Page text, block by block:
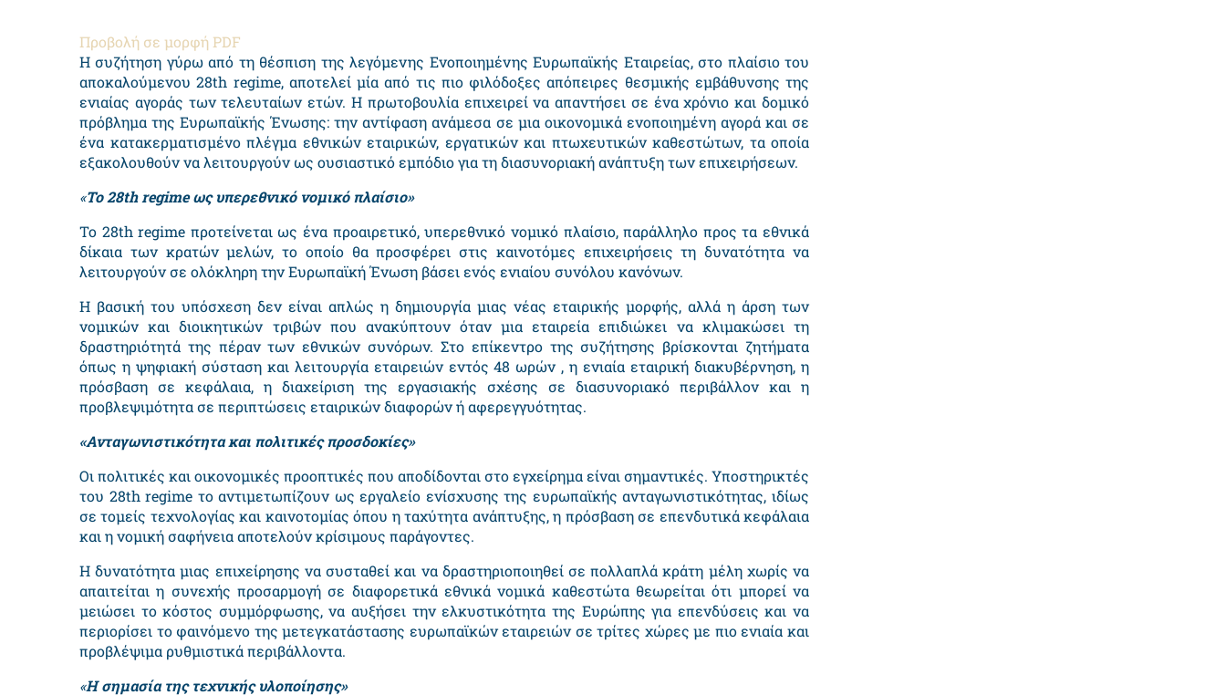
Προβολή σε μορφή PDF
Η συζήτηση γύρω από τη θέσπιση της λεγόμενης Ενοποιημένης Ευρωπαϊκής Εταιρείας, στο πλαίσιο του
αποκαλούμενου 28th regime, αποτελεί μία από τις πιο φιλόδοξες απόπειρες θεσμικής εμβάθυνσης της
ενιαίας αγοράς των τελευταίων ετών. Η πρωτοβουλία επιχειρεί να απαντήσει σε ένα χρόνιο και δομικό
πρόβλημα της Ευρωπαϊκής Ένωσης: την αντίφαση ανάμεσα σε μια οικονομικά ενοποιημένη αγορά και σε
ένα κατακερματισμένο πλέγμα εθνικών εταιρικών, εργατικών και πτωχευτικών καθεστώτων, τα οποία
εξακολουθούν να λειτουργούν ως ουσιαστικό εμπόδιο για τη διασυνοριακή ανάπτυξη των επιχειρήσεων.
«Το 28th regimeως υπερεθνικό νομικό πλαίσιο»
Το 28th regime προτείνεται ως ένα προαιρετικό, υπερεθνικό νομικό πλαίσιο, παράλληλο προς τα εθνικά
δίκαια των κρατών μελών, το οποίο θα προσφέρει στις καινοτόμες επιχειρήσεις τη δυνατότητα να
λειτουργούν σε ολόκληρη την Ευρωπαϊκή Ένωση βάσει ενός ενιαίου συνόλου κανόνων.
Η βασική του υπόσχεση δεν είναι απλώς η δημιουργία μιας νέας εταιρικής μορφής, αλλά η άρση των
νομικών και διοικητικών τριβών που ανακύπτουν όταν μια εταιρεία επιδιώκει να κλιμακώσει τη
δραστηριότητά της πέραν των εθνικών συνόρων. Στο επίκεντρο της συζήτησης βρίσκονται ζητήματα
όπως η ψηφιακή σύσταση και λειτουργία εταιρειών εντός 48 ωρών , η ενιαία εταιρική διακυβέρνηση, η
πρόσβαση σε κεφάλαια, η διαχείριση της εργασιακής σχέσης σε διασυνοριακό περιβάλλον και η
προβλεψιμότητα σε περιπτώσεις εταιρικών διαφορών ή αφερεγγυότητας.
«Ανταγωνιστικότητα και πολιτικές προσδοκίες»
Οι πολιτικές και οικονομικές προοπτικές που αποδίδονται στο εγχείρημα είναι σημαντικές. Υποστηρικτές
του 28th regime το αντιμετωπίζουν ως εργαλείο ενίσχυσης της ευρωπαϊκής ανταγωνιστικότητας, ιδίως
σε τομείς τεχνολογίας και καινοτομίας όπου η ταχύτητα ανάπτυξης, η πρόσβαση σε επενδυτικά κεφάλαια
και η νομική σαφήνεια αποτελούν κρίσιμους παράγοντες.
Η δυνατότητα μιας επιχείρησης να συσταθεί και να δραστηριοποιηθεί σε πολλαπλά κράτη μέλη χωρίς να
απαιτείται η συνεχής προσαρμογή σε διαφορετικά εθνικά νομικά καθεστώτα θεωρείται ότι μπορεί να
μειώσει το κόστος συμμόρφωσης, να αυξήσει την ελκυστικότητα της Ευρώπης για επενδύσεις και να
περιορίσει το φαινόμενο της μετεγκατάστασης ευρωπαϊκών εταιρειών σε τρίτες χώρες με πιο ενιαία και
προβλέψιμα ρυθμιστικά περιβάλλοντα.
«Η σημασία της τεχνικής υλοποίησης»